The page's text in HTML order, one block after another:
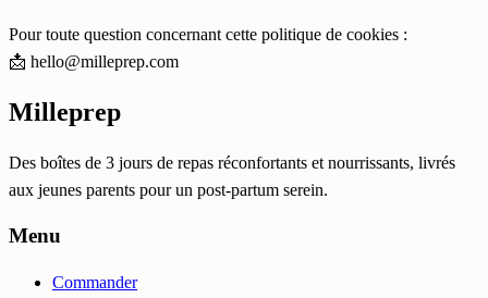
Pour toute question concernant cette politique de cookies :
📩 hello@milleprep.com
Milleprep
Des boîtes de 3 jours de repas réconfortants et nourrissants, livrés
aux jeunes parents pour un post-partum serein.
Menu
Commander